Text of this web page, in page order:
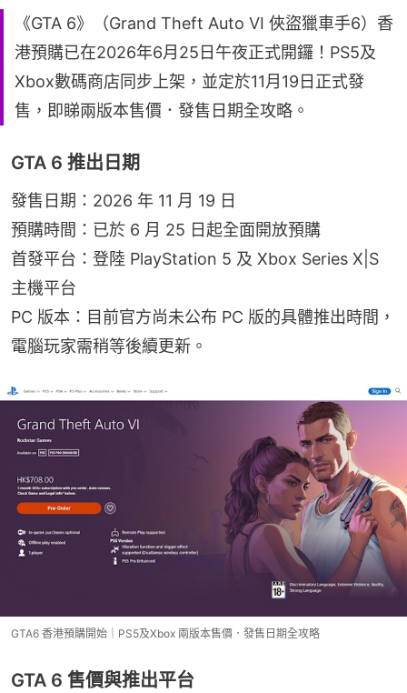
《GTA 6》（Grand Theft Auto VI 俠盜獵車手6）香
港預購已在2026年6月25日午夜正式開鑼！PS5及
Xbox數碼商店同步上架，並定於11月19日正式發
售，即睇兩版本售價．發售日期全攻略。
GTA 6 推出日期
發售日期：2026 年 11 月 19 日
預購時間：已於 6 月 25 日起全面開放預購
首發平台：登陸 PlayStation 5 及 Xbox Series X|S
主機平台
PC 版本：目前官方尚未公布 PC 版的具體推出時間，
電腦玩家需稍等後續更新。
GTA6 香港預購開始｜PS5及Xbox 兩版本售價．發售日期全攻略
GTA 6 售價與推出平台